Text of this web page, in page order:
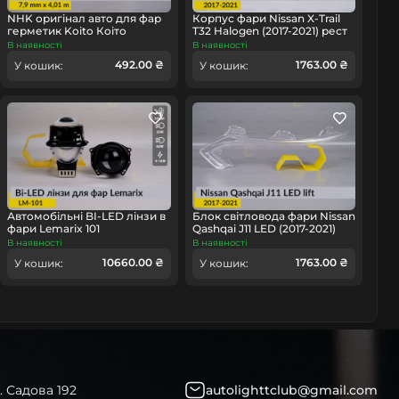
NHK оригінал авто для фар
герметик Koito Коіто
бутиловий шнур термо
В наявності
У кошик: 492.00 ₴
Корпус фари Nissan X-Trail
T32 Halogen (2017-2021) рест
лівий
В наявності
У кошик: 1763.00 ₴
Автомобільні BI-LED лінзи в
фари Lemarix 101
В наявності
У кошик: 10660.00 ₴
Блок світловода фари Nissan
Qashqai J11 LED (2017-2021)
рест довгий лівий
В наявності
У кошик: 1763.00 ₴
Садова 192 autolighttclub@gmail.com